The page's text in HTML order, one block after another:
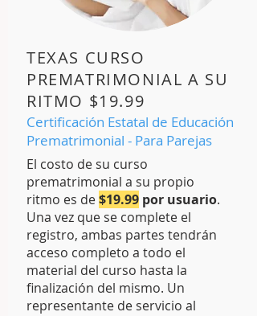
TEXAS CURSO
PREMATRIMONIAL A SU
RITMO $19.99
Certificación Estatal de Educación
Prematrimonial - Para Parejas
El costo de su curso
prematrimonial a su propio
ritmo es de$19.99 por usuario.
Una vez que se complete el
registro, ambas partes tendrán
acceso completo a todo el
material del curso hasta la
finalización del mismo. Un
representante de servicio al